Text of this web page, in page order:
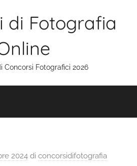
di Fotografia
Concorsi Fotografici 2026
2024 di concorsidifotografia